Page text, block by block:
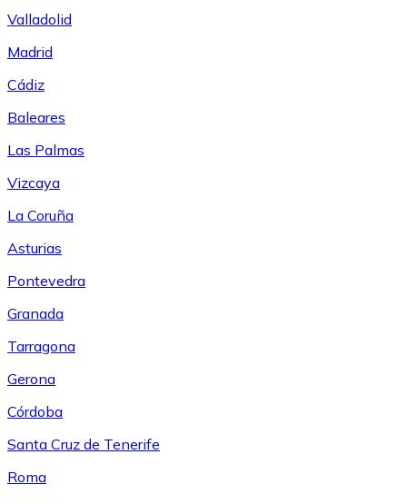
Valladolid
Madrid
Cádiz
Baleares
Las Palmas
Vizcaya
La Coruña
Asturias
Pontevedra
Granada
Tarragona
Gerona
Córdoba
Santa Cruz de Tenerife
Roma